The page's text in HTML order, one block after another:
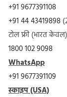
+91 9677391108
+91 44 43419898
टोल फ्री (भारत केवल)
1800 102 9098
WhatsApp
+91 9677391109
स्काइप (USA)